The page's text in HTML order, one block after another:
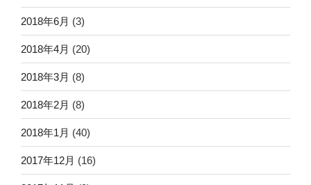
2018年6月 (3)
2018年4月 (20)
2018年3月 (8)
2018年2月 (8)
2018年1月 (40)
2017年12月 (16)